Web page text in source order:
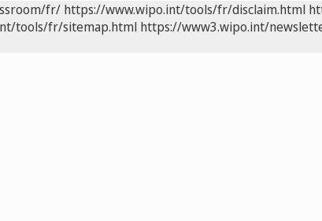
fr/ https://www.wipo.int/tools/fr/disclaim.html
tools/fr/sitemap.html https://www3.wipo.int/